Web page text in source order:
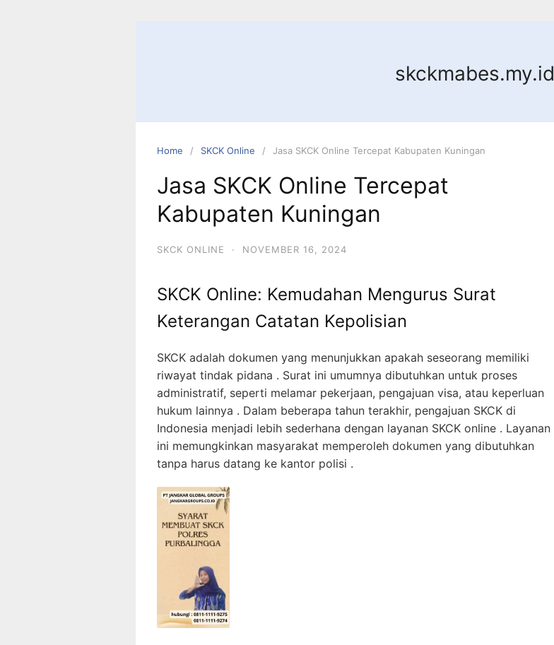
skckmabes.my.id
Home SKCK Online Jasa SKCK Online Tercepat Kabupaten Kuningan
Jasa SKCK Online Tercepat
Kabupaten Kuningan
SKCK ONLINE · NOVEMBER 16, 2024
SKCK Online: Kemudahan Mengurus Surat
Keterangan Catatan Kepolisian
SKCK adalah dokumen yang menunjukkan apakah seseorang memiliki
riwayat tindak pidana . Surat ini umumnya dibutuhkan untuk proses
administratif, seperti melamar pekerjaan, pengajuan visa, atau keperluan
hukum lainnya . Dalam beberapa tahun terakhir, pengajuan SKCK di
Indonesia menjadi lebih sederhana dengan layanan SKCK online . Layanan
ini memungkinkan masyarakat memperoleh dokumen yang dibutuhkan
tanpa harus datang ke kantor polisi .